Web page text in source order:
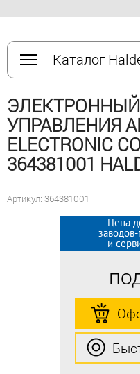
Каталог
УПРАВЛЕНИЯ
ELECTRONIC
364381001
Артикул: 364381001
Цена
и
Цена
и